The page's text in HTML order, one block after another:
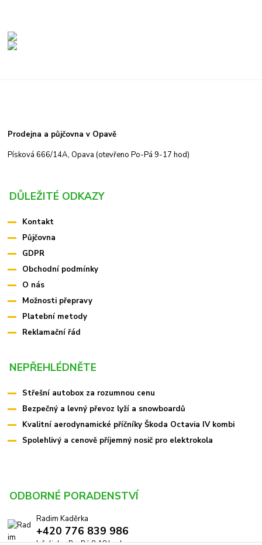
Prodejna a půjčovna v Opavě
Písková 666/14A, Opava (otevřeno Po-Pá 9-17 hod)
DŮLEŽITÉ ODKAZY
Kontakt
Půjčovna
GDPR
Obchodní podmínky
O nás
Možnosti přepravy
Platební metody
Reklamační řád
NEPŘEHLÉDNĚTE
Střešní autobox za rozumnou cenu
Bezpečný a levný převoz lyží a snowboardů
Kvalitní aerodynamické příčníky Škoda Octavia IV kombi
Spolehlivý a cenově příjemný nosič pro elektrokola
ODBORNÉ PORADENSTVÍ
Radim Kaděrka
+420 776 839 986
Infolinka: Po-Pá 8-18 hod.